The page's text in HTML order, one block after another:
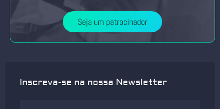
Seja um patrocinador
Inscreva-se na nossa Newsletter